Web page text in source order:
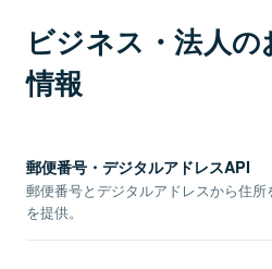
ビジネス・法人
情報
郵便番号・デジタルアドレスAPI
郵便番号とデジタルアドレスから住
を提供。